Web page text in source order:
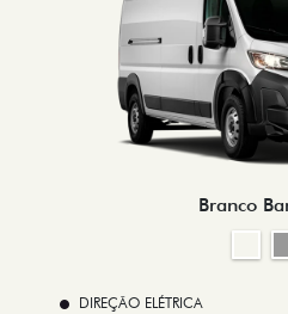
Branco
DIREÇÃO ELÉTRICA